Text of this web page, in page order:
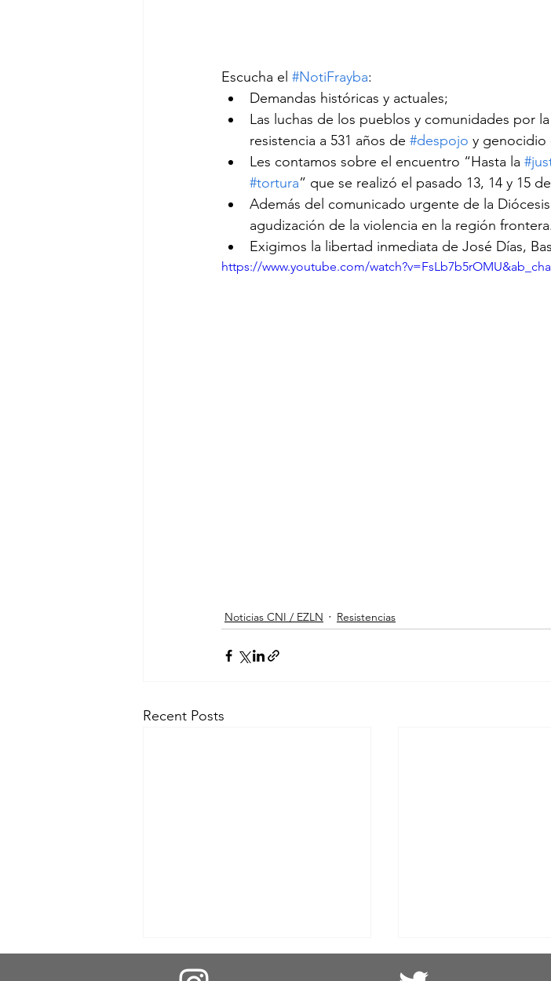
Escucha el #NotiFrayba:
Demandas históricas y actuales;
Las luchas de los pueblos y comunidades por
resistencia a 531 años de #despojo y genocidio
Les contamos sobre el encuentro “Hasta la
#tortura” que se realizó el pasado 13, 14 y 15
Además del comunicado urgente de la
agudización de la violencia en la región frontera.
Exigimos la libertad inmediata de José Días,
https://www.youtube.com/
Noticias CNI / EZLN Resistencias
Recent Posts